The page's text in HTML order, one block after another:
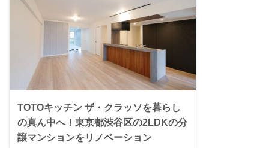
TOTOキッチン ザ・クラッソを暮らし
の真ん中へ！東京都渋谷区の2LDKの分
譲マンションをリノベーション